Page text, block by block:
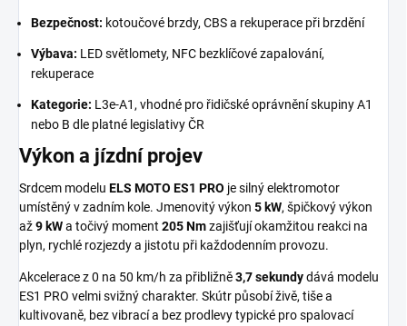
Bezpečnost: kotoučové brzdy, CBS a rekuperace při brzdění
Výbava: LED světlomety, NFC bezklíčové zapalování,
rekuperace
Kategorie: L3e-A1, vhodné pro řidičské oprávnění skupiny A1
nebo B dle platné legislativy ČR
Výkon a jízdní projev
Srdcem modelu ELS MOTO ES1 PRO je silný elektromotor
umístěný v zadním kole. Jmenovitý výkon 5 kW, špičkový výkon
až9 kWa točivý moment 205 Nmzajišťují okamžitou reakci na
plyn, rychlé rozjezdy a jistotu při každodenním provozu.
Akcelerace z0 na 50 km/h za přibližně3,7 sekundydává modelu
ES1 PRO velmi svižný charakter. Skútr působí živě, tiše a
kultivovaně, bez vibrací a bez prodlevy typické pro spalovací